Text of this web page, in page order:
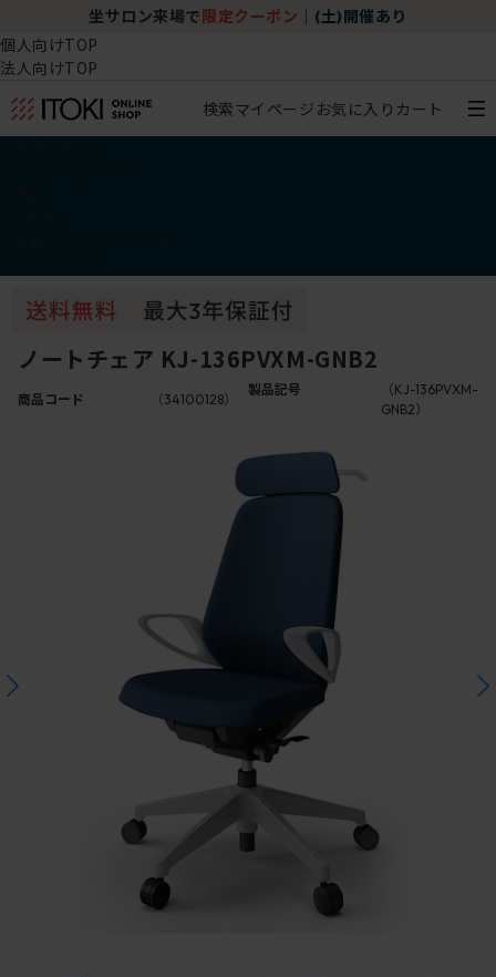
坐サロン来場で 限定クーポン (土)開催あり
個人向けTOP
法人向けTOP
検索マイページ お気に入り カート
ノートチェア KJ-136PVXM-GNB2
商品コード （34100128）
製品記号
（KJ-136PVXM-
GNB2）